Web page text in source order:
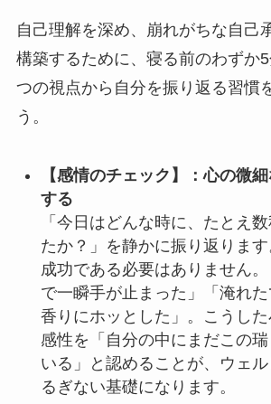
自己理解を深め、崩れがちな自己
構築するために、寝る前のわずか
つの視点から自分を振り返る習慣
う。
【感情のチェック】：心の微
する
「今日はどんな時に、たとえ
たか？」を静かに振り返りま
成功である必要はありません
で一瞬手が止まった」「淹れ
香りにホッとした」。こうし
感性を「自分の中にまだこの
いる」と認めることが、ウェ
るぎない基礎になります。